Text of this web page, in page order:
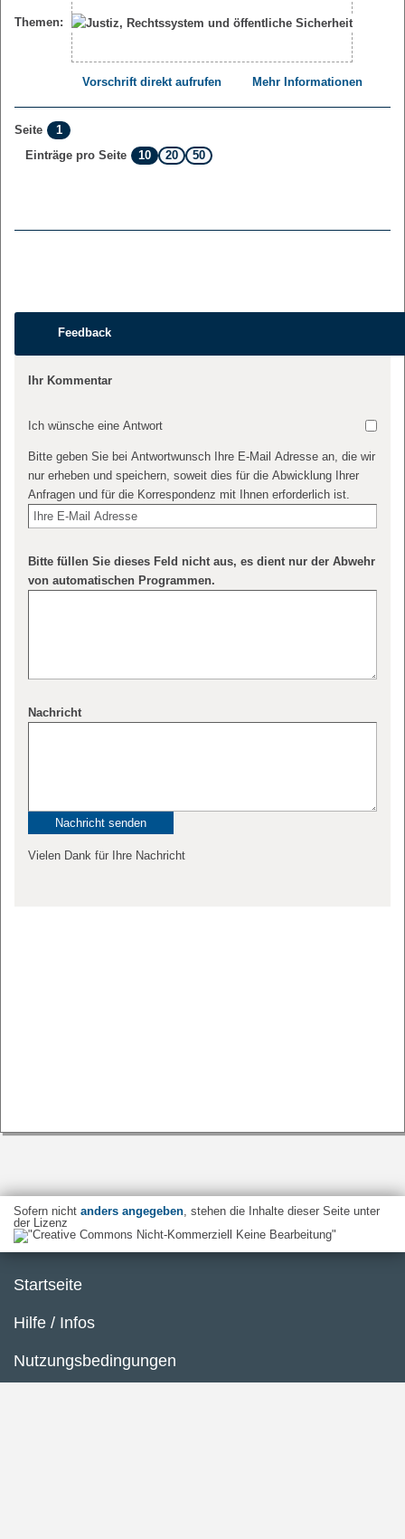
Themen:
Vorschrift direkt aufrufen Mehr Informationen
Seite
1
Einträge pro Seite
10 20 50
Feedback
Ihr Kommentar
Ich wünsche eine Antwort
Bitte geben Sie bei Antwortwunsch Ihre E-Mail Adresse an, die wir
nur erheben und speichern, soweit dies für die Abwicklung Ihrer
Anfragen und für die Korrespondenz mit Ihnen erforderlich ist.
Bitte füllen Sie dieses Feld nicht aus, es dient nur der Abwehr
von automatischen Programmen.
Nachricht
Vielen Dank für Ihre Nachricht
Sofern nicht anders angegeben, stehen die Inhalte dieser Seite unter
der Lizenz
Startseite
Hilfe / Infos
Nutzungsbedingungen